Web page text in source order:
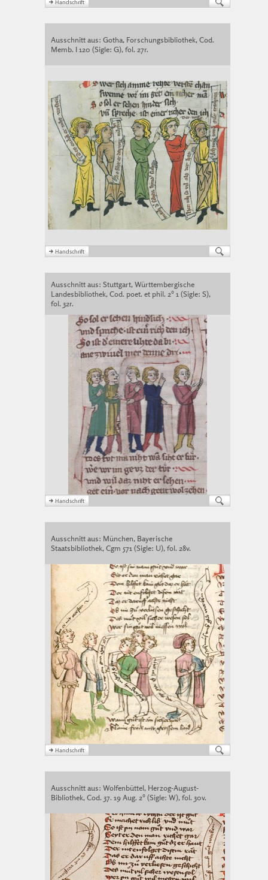
Ausschnitt aus: Gotha, Forschungsbibliothek, Cod.
Memb. I 120 (Sigle: G), fol. 27r.
Ausschnitt aus: Stuttgart, Württembergische
Landesbibliothek, Cod. poet. et phil. 2° 1 (Sigle: S),
fol. 32r.
Ausschnitt aus: München, Bayerische
Staatsbibliothek, Cgm 571 (Sigle: U), fol. 28v.
Ausschnitt aus: Wolfenbüttel, Herzog-August-
Bibliothek, Cod. 37. 19 Aug. 2° (Sigle: W), fol. 30v.